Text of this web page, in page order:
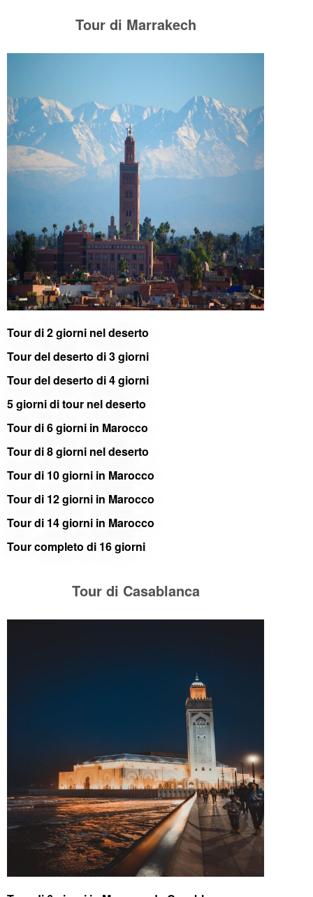
Tour di Marrakech
Tour di 2 giorni nel deserto
Tour del deserto di 3 giorni
Tour del deserto di 4 giorni
5 giorni di tour nel deserto
Tour di 6 giorni in Marocco
Tour di 8 giorni nel deserto
Tour di 10 giorni in Marocco
Tour di 12 giorni in Marocco
Tour di 14 giorni in Marocco
Tour completo di 16 giorni
Tour di Casablanca